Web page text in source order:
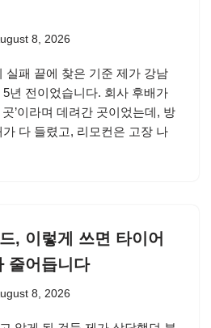
8, 2026
실패 끝에 찾은 기준 제가 강남
년 전이었습니다. 회사 후배가
’이라며 데려간 곳이었는데, 방
다 들렸고, 리모컨은 고장 나
, 이렇게 쓰면 타이어
줄어듭니다
8, 2026